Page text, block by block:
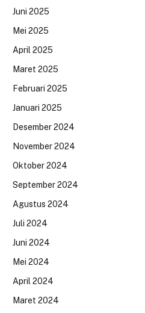
Juni 2025
Mei 2025
April 2025
Maret 2025
Februari 2025
Januari 2025
Desember 2024
November 2024
Oktober 2024
September 2024
Agustus 2024
Juli 2024
Juni 2024
Mei 2024
April 2024
Maret 2024